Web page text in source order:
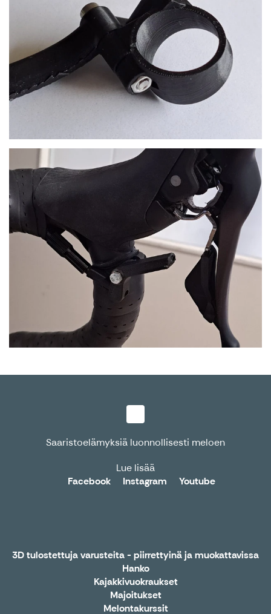
Saaristoelämyksiä luonnollisesti meloen
Lue lisää
Facebook
Instagram Youtube
3D tulostettuja varusteita - piirrettyinä ja muokattavissa
Hanko
Kajakkivuokraukset
Majoitukset
Melontakurssit